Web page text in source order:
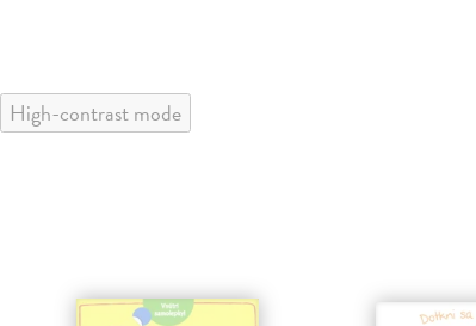
High-contrast mode